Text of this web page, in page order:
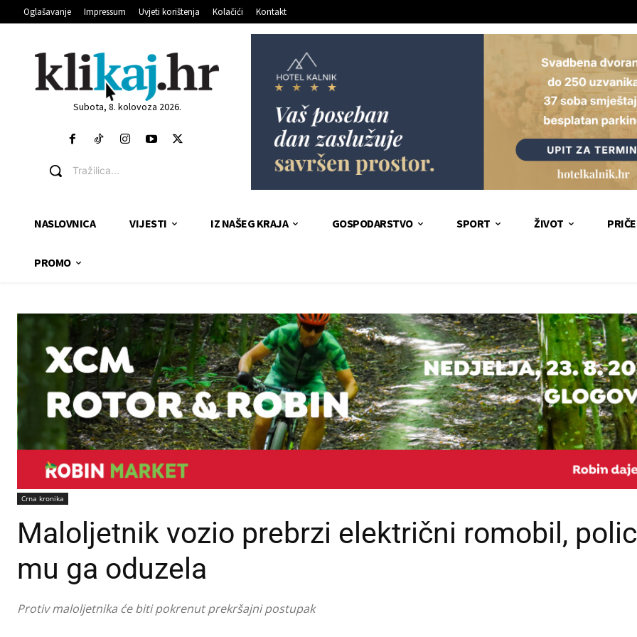
Oglašavanje Impressum Uvjeti korištenja Kolačići Kontakt
Subota, 8. kolovoza 2026.
Tražilica...
NASLOVNICA VIJESTI IZ NAŠEG KRAJA GOSPODARSTVO SPORT ŽIVOT PRIČE
PROMO
Crna kronika
Maloljetnik vozio prebrzi električni romobil,
mu ga oduzela
Protiv maloljetnika će biti pokrenut prekršajni postupak